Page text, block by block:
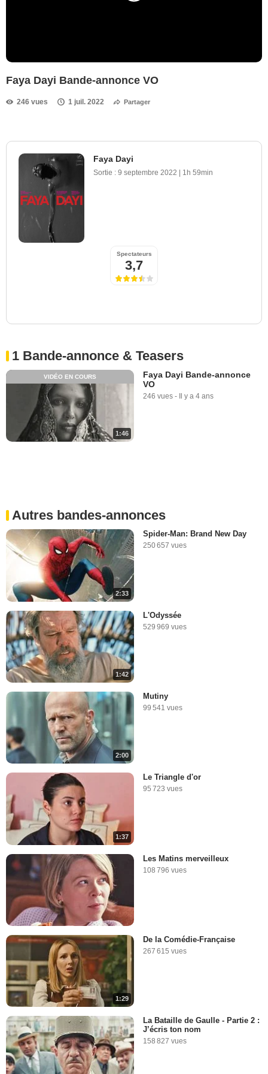
Faya Dayi Bande-annonce VO
246 vues 1 juil. 2022 Partager
Faya Dayi
Sortie : 9 septembre 2022 | 1h 59min
Spectateurs
3,7
1 Bande-annonce & Teasers
1:46
VIDÉO EN COURS
Faya Dayi Bande-annonce
VO
246 vues - Il y a 4 ans
Autres bandes-annonces
2:33
Spider-Man: Brand New Day
250 657 vues
1:42
L'Odyssée
529 969 vues
2:00
Mutiny
99 541 vues
1:37
Le Triangle d'or
95 723 vues
Les Matins merveilleux
108 796 vues
1:29
De la Comédie-Française
267 615 vues
La Bataille de Gaulle - Partie 2 :
J’écris ton nom
158 827 vues